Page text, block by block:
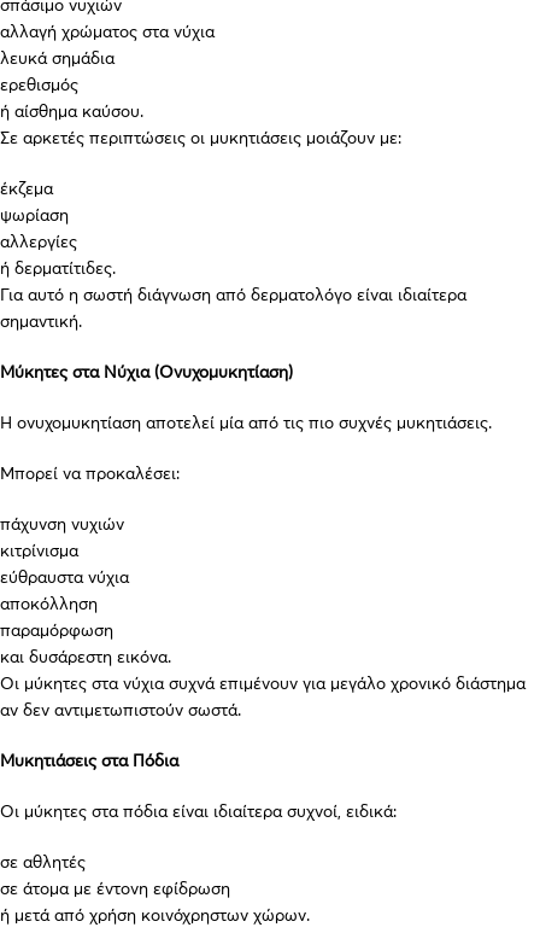
σπάσιμο νυχιών
αλλαγή χρώματος στα νύχια
λευκά σημάδια
ερεθισμός
ή αίσθημα καύσου.
Σε αρκετές περιπτώσεις οι μυκητιάσεις μοιάζουν με:
έκζεμα
ψωρίαση
αλλεργίες
ή δερματίτιδες.
Για αυτό η σωστή διάγνωση από δερματολόγο είναι ιδιαίτερα
σημαντική.
Μύκητες στα Νύχια (Ονυχομυκητίαση)
Η ονυχομυκητίαση αποτελεί μία από τις πιο συχνές μυκητιάσεις.
Μπορεί να προκαλέσει:
πάχυνση νυχιών
κιτρίνισμα
εύθραυστα νύχια
αποκόλληση
παραμόρφωση
και δυσάρεστη εικόνα.
Οι μύκητες στα νύχια συχνά επιμένουν για μεγάλο χρονικό διάστημα
αν δεν αντιμετωπιστούν σωστά.
Μυκητιάσεις στα Πόδια
Οι μύκητες στα πόδια είναι ιδιαίτερα συχνοί, ειδικά:
σε αθλητές
σε άτομα με έντονη εφίδρωση
ή μετά από χρήση κοινόχρηστων χώρων.